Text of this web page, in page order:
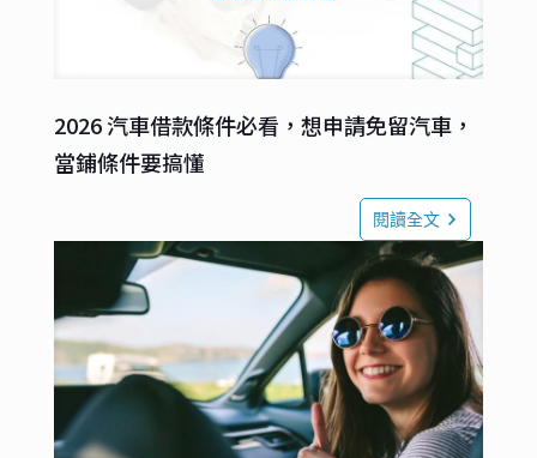
2026 汽車借款條件必看，想申請免留汽車，
當鋪條件要搞懂
閱讀全文